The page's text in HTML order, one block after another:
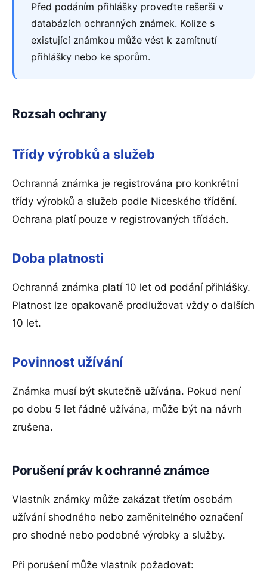
Před podáním přihlášky proveďte rešerši v
databázích ochranných známek. Kolize s
existující známkou může vést k zamítnutí
přihlášky nebo ke sporům.
Rozsah ochrany
Třídy výrobků a služeb
Ochranná známka je registrována pro konkrétní
třídy výrobků a služeb podle Niceského třídění.
Ochrana platí pouze v registrovaných třídách.
Doba platnosti
Ochranná známka platí 10 let od podání přihlášky.
Platnost lze opakovaně prodlužovat vždy o dalších
10 let.
Povinnost užívání
Známka musí být skutečně užívána. Pokud není
po dobu 5 let řádně užívána, může být na návrh
zrušena.
Porušení práv k ochranné známce
Vlastník známky může zakázat třetím osobám
užívání shodného nebo zaměnitelného označení
pro shodné nebo podobné výrobky a služby.
Při porušení může vlastník požadovat: